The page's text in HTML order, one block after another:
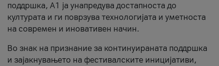
поддршка, A1 ја унапредува достапноста до
културата и ги поврзува технологијата и уметноста
на современ и иновативен начин.
Во знак на признание за континуираната поддршка
и зајакнувањето на фестивалските иницијативи,